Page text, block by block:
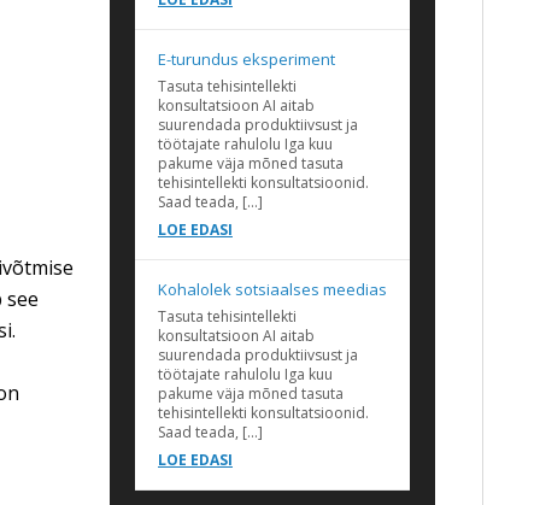
E-turundus eksperiment
Tasuta tehisintellekti
konsultatsioon AI aitab
suurendada produktiivsust ja
töötajate rahulolu Iga kuu
pakume väja mõned tasuta
tehisintellekti konsultatsioonid.
Saad teada, […]
LOE EDASI
Kohalolek sotsiaalses meedias
Tasuta tehisintellekti
konsultatsioon AI aitab
suurendada produktiivsust ja
töötajate rahulolu Iga kuu
pakume väja mõned tasuta
tehisintellekti konsultatsioonid.
Saad teada, […]
LOE EDASI